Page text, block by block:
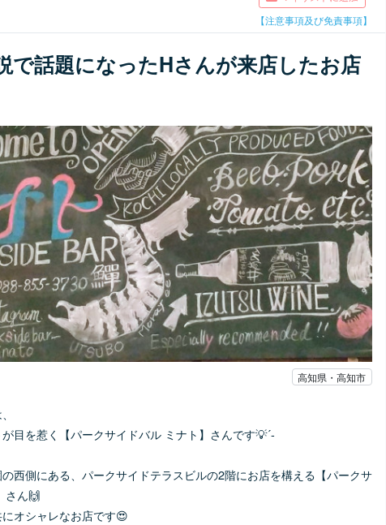
【注意事項及び免責事項】
で話題になったHさんが来店したお店
高知県・高知市
目を惹く【パークサイドバル ミナト 】さんです💡´-
西側にある、パークサイドテラスビルの2階にお店を構える【パークサ
さん🙌
オシャレなお店です😍